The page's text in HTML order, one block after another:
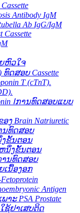
Antibody IgM
Ab IgG/IgM
Cassette
ຫົວໃຈ
ທົດສອບ Cassette
T (cTnT).
Ⅰການທົດສອບແບບ
ອງ Brain Natriuretic
ານທົດສອບ
ງຂັ້ນຕອນ
ຫນຶ່ງຂັ້ນຕອນ
ການທົດສອບ
ເນື້ອງອກ
Antigen
ະ PSA Prostate
ຊ້ຢາເສບຕິດ